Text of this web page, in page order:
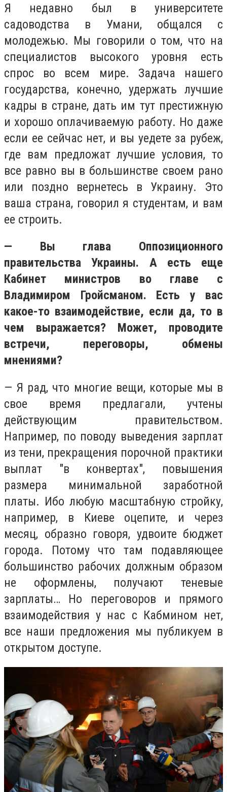
Я недавно был в университете
садоводства в Умани, общался с
молодежью. Мы говорили о том, что на
специалистов высокого уровня есть
спрос во всем мире. Задача нашего
государства, конечно, удержать лучшие
кадры в стране, дать им тут престижную
и хорошо оплачиваемую работу. Но даже
если ее сейчас нет, и вы уедете за рубеж,
где вам предложат лучшие условия, то
все равно вы в большинстве своем рано
или поздно вернетесь в Украину. Это
ваша страна, говорил я студентам, и вам
ее строить.
— Вы глава Оппозиционного
правительства Украины. А есть еще
Кабинет министров во главе с
Владимиром Гройсманом. Есть у вас
какое-то взаимодействие, если да, то в
чем выражается? Может, проводите
встречи, переговоры, обмены
мнениями?
— Я рад, что многие вещи, которые мы в
свое время предлагали, учтены
действующим правительством.
Например, по поводу выведения зарплат
из тени, прекращения порочной практики
выплат "в конвертах", повышения
размера минимальной заработной
платы. Ибо любую масштабную стройку,
например, в Киеве оцепите, и через
месяц, образно говоря, удвоите бюджет
города. Потому что там подавляющее
большинство рабочих должным образом
не оформлены, получают теневые
зарплаты… Но переговоров и прямого
взаимодействия у нас с Кабмином нет,
все наши предложения мы публикуем в
открытом доступе.